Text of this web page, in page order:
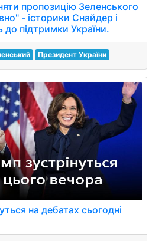
пропозицію Зеленського
- історики Снайдер і
підтримки України.
Президент України
на дебатах сьогодні